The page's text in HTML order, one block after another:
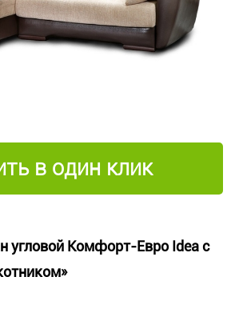
в один клик
угловой Комфорт-Евро Idea с